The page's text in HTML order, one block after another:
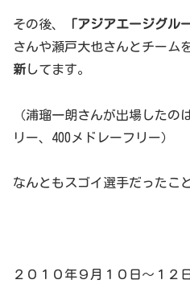
その後、 「アジアエージグル
さんや瀬戸大也さんとチーム
新してます。
（浦瑠一朗さんが出場したの
リー、400メドレーフリー）
なんともスゴイ選手だったこ
２０１０年９月１０日～１２